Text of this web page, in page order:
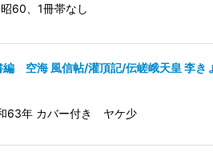
60、1冊帯なし
空海 風信帖/灌頂記/伝嵯峨天皇 李き
63年 カバー付き ヤケ少